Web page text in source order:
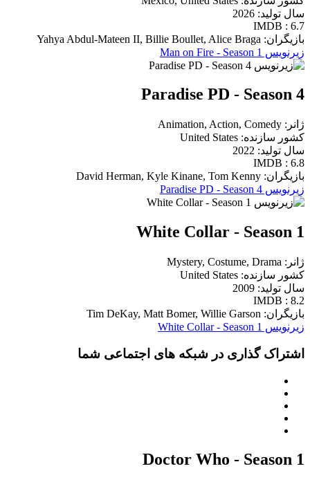
سال تولید: 2026
IMDB : 6.7
بازیگران: Yahya Abdul-Mateen II, Billie Boullet, Alice Braga
زیرنویس Man on Fire - Season 1
Paradise PD - Season 4
ژانر: Animation, Action, Comedy
کشور سازنده: United States
سال تولید: 2022
IMDB : 6.8
بازیگران: David Herman, Kyle Kinane, Tom Kenny
زیرنویس Paradise PD - Season 4
White Collar - Season 1
ژانر: Mystery, Costume, Drama
کشور سازنده: United States
سال تولید: 2009
IMDB : 8.2
بازیگران: Tim DeKay, Matt Bomer, Willie Garson
زیرنویس White Collar - Season 1
اشتراک گذاری در شبکه های اجتماعی شما
Doctor Who - Season 1